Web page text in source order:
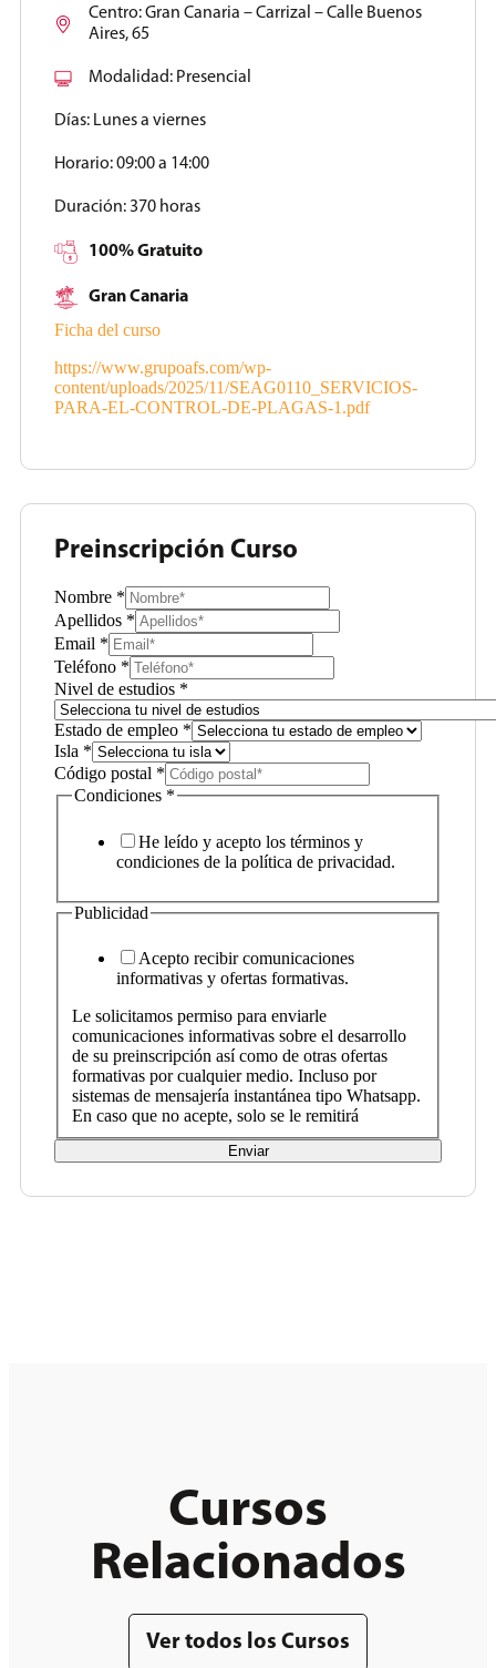
Centro:Gran Canaria – Carrizal – Calle Buenos
Aires, 65
Modalidad: Presencial
Días: Lunes a viernes
Horario:09:00 a 14:00
Duración:370 horas
100% Gratuito
Gran Canaria
Ficha del curso
https://www.grupoafs.com/wp-
content/uploads/2025/11/SEAG0110_SERVICIOS-
PARA-EL-CONTROL-DE-PLAGAS-1.pdf
Preinscripción Curso
Nombre *
Apellidos *
Email *
Teléfono *
Nivel de estudios *
Estado de empleo *
Isla *
Código postal *
Condiciones *
He leído y acepto los términos y
condiciones de la política de privacidad.
Publicidad
Acepto recibir comunicaciones
informativas y ofertas formativas.
Le solicitamos permiso para enviarle
comunicaciones informativas sobre el desarrollo
de su preinscripción así como de otras ofertas
formativas por cualquier medio. Incluso por
sistemas de mensajería instantánea tipo Whatsapp.
En caso que no acepte, solo se le remitirá
Enviar
Cursos
Relacionados
Ver todos los Cursos